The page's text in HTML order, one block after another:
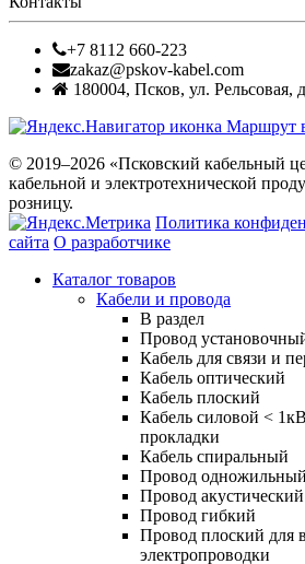
+7 8112 660-223
zakaz@pskov-kabel.com
180004, Псков, ул. Рельсовая,
Маршрут
© 2019–2026 «Псковский кабельный
кабельной и электротехнической
розницу.
Политика
сайта О разработчике
Каталог товаров
Кабели и провода
В раздел
Провод
Кабель для связи и
Кабель оптический
Кабель плоский
Кабель силовой <
прокладки
Кабель спиральный
Провод одножильный
Провод акустический
Провод гибкий
Провод плоский для
электропроводки